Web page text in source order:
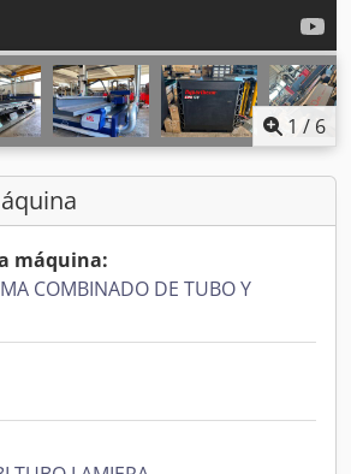
1 / 6
máquina:
COMBINADO DE TUBO Y